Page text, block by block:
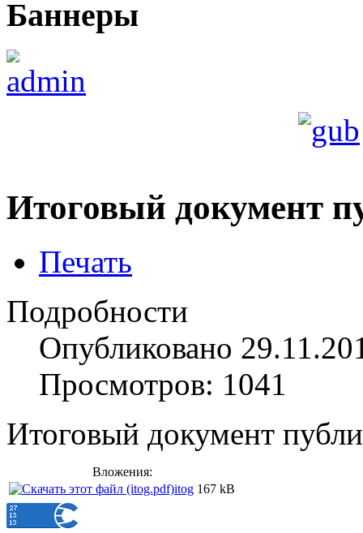
Баннеры
Итоговый документ
Печать
Подробности
Опубликовано
Просмотров: 1041
Итоговый документ
Вложения:
itog 167 kB